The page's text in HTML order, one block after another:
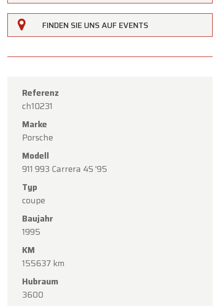
FINDEN SIE UNS AUF EVENTS
Referenz
ch10231
Marke
Porsche
Modell
911 993 Carrera 4S '95
Typ
coupe
Baujahr
1995
KM
155637 km
Hubraum
3600
Oldtimerfarm
Liebe Kundinnen und Kunden,
Oldtimerfarm bleibt
August, aufgrund des Feiertags
Himmelfahrt